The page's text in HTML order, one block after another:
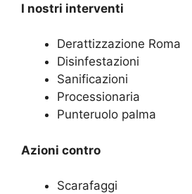
I nostri interventi
Derattizzazione Roma
Disinfestazioni
Sanificazioni
Processionaria
Punteruolo palma
Azioni contro
Scarafaggi